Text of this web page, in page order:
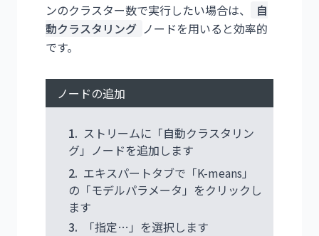
ンのクラスター数で実行したい場合は、
自
動クラスタリング ノードを用いると効率的
です。
ノードの追加
1. ストリームに「自動クラスタリン
グ」ノードを追加します
2. エキスパートタブで「K-means」
の「モデルパラメータ」をクリックし
ます
3.
「指定…」を選択します